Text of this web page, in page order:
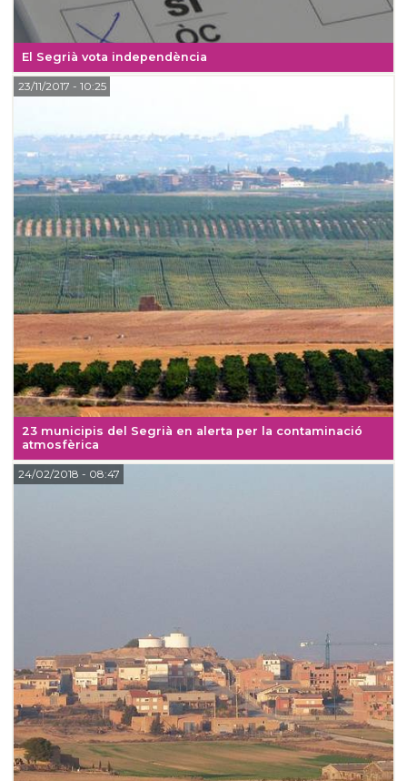
El Segrià vota independència
23 municipis del Segrià en alerta per la contaminació
atmosfèrica
23/11/2017 - 10:25
24/02/2018 - 08:47